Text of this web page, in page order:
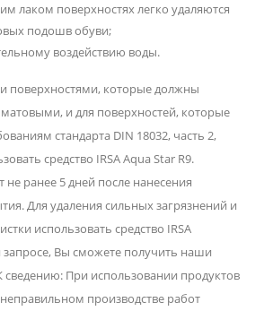
лаком поверхностях легко удаляются
подошв обуви;
воздействию воды.
поверхностями, которые должны
матовыми, и для поверхностей, которые
стандарта DIN 18032, часть 2,
средство IRSA Aqua Star R9.
не ранее 5 дней после нанесения
Для удаления сильных загрязнений и
использовать средство IRSA
запросе, Вы сможете получить наши
сведению: При использовании продуктов
производстве работ